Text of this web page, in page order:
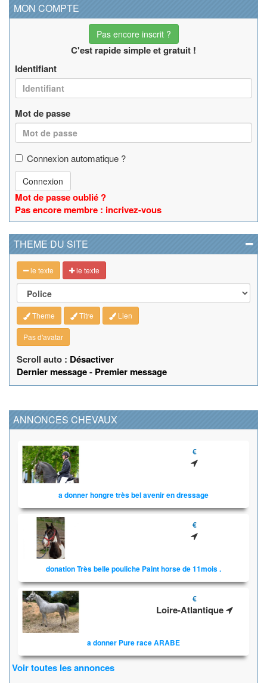
MON COMPTE
Pas encore inscrit ?
C'est rapide simple et gratuit !
Identifiant
Mot de passe
Connexion automatique ?
Connexion
Mot de passe oublié ?
Pas encore membre : incrivez-vous
THEME DU SITE
le texte le texte
Theme Titre Lien
Pas d'avatar
Scroll auto : Désactiver
Dernier message- Premier message
ANNONCES CHEVAUX
€
a donner hongre très bel avenir en dressage
€
donation Très belle pouliche Paint horse de 11mois .
€
Loire-Atlantique
a donner Pure race ARABE
Voir toutes les annonces